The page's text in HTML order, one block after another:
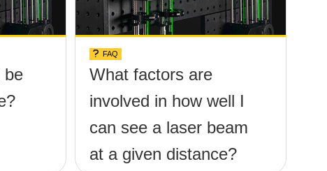
be
FAQ
What factors are
involved in how well I
can see a laser beam
at a given distance?